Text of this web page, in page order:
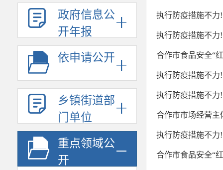
政府信息公
开年报
依申请公开
乡镇街道部
门单位
重点领域公
开
执行防疫措施不力
执行防疫措施不力
合作市食品安全“
执行防疫措施不力
执行防疫措施不力
合作市市场经营主
执行防疫措施不力
合作市食品安全“